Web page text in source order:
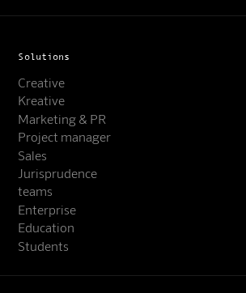
Solutions
Creative
Kreative
Marketing & PR
Project manager
Sales
Jurisprudence
teams
Enterprise
Education
Students